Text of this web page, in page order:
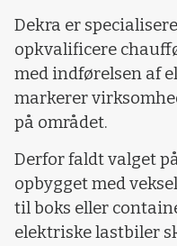
Dekra er
opkvalificere
med indførelsen af
markerer
på området.
Derfor faldt valget
opbygget med
til boks eller
elektriske lastbiler